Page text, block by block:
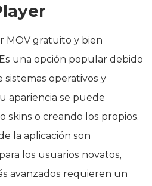
MOV gratuito y bien
una opción popular debido
operativos y
apariencia se puede
skins o creando los propios.
la aplicación son
los usuarios novatos,
avanzados requieren un